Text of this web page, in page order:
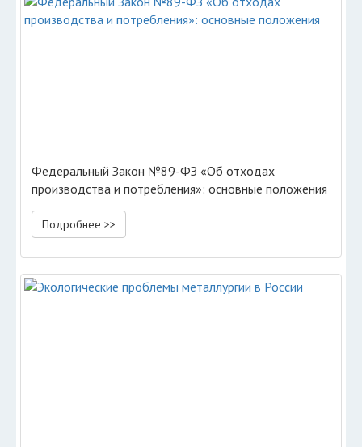
Федеральный Закон №89-ФЗ «Об отходах
производства и потребления»: основные положения
Подробнее >>